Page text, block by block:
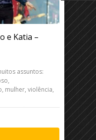
e Katia –
assuntos:
mulher, violência,